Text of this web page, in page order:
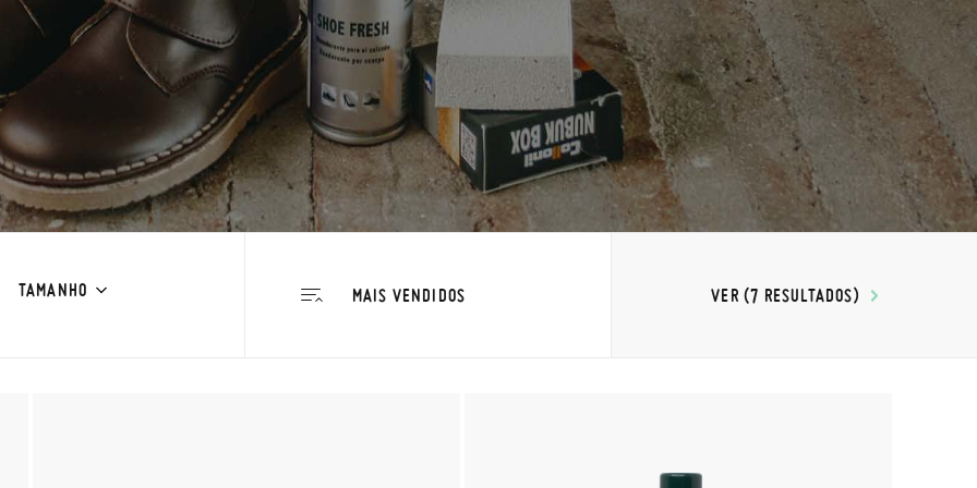
TAMANHO VER (7 RESULTADOS)